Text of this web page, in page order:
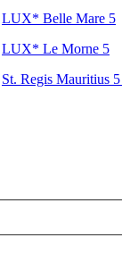
LUX* Belle Mare 5
LUX* Le Morne 5
St. Regis Mauritius 5